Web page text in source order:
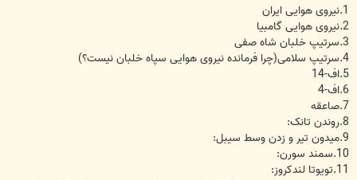
1.نیروی هوایی ایران
2.نیروی هوایی گامبیا
3.سرتیپ خلبان شاه صفی
4.سرتیپ سلامی(چرا فرمانده نیروی هوایی سپاه خلبان نیست؟)
5.اف-14
6.اف-4
7.صاعقه
8.روندن تانک:
9.میدون تیر و زدن وسط سیبل:
10.سمند سورن:
11.تویوتا لندکروز: